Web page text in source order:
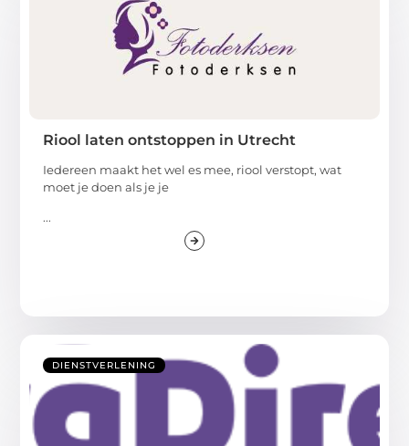
Riool laten ontstoppen in Utrecht
Iedereen maakt het wel es mee, riool verstopt, wat
moet je doen als je je
...
DIENSTVERLENING